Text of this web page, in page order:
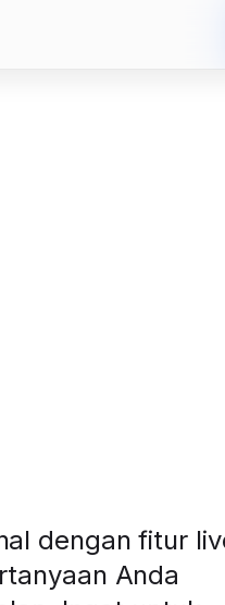
dengan fitur
Anda